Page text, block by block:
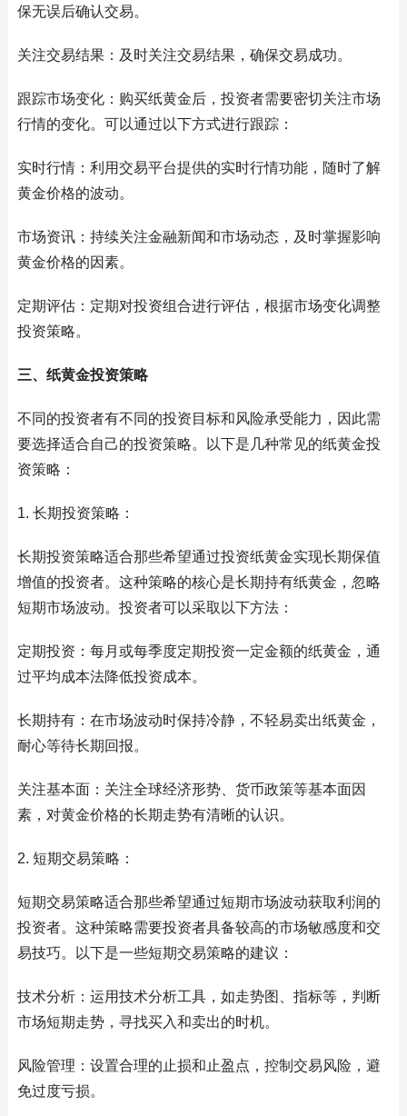
保无误后确认交易。
关注交易结果：及时关注交易结果，确保交易成功。
跟踪市场变化：购买纸黄金后，投资者需要密切关注市场
行情的变化。可以通过以下方式进行跟踪：
实时行情：利用交易平台提供的实时行情功能，随时了解
黄金价格的波动。
市场资讯：持续关注金融新闻和市场动态，及时掌握影响
黄金价格的因素。
定期评估：定期对投资组合进行评估，根据市场变化调整
投资策略。
三、纸黄金投资策略
不同的投资者有不同的投资目标和风险承受能力，因此需
要选择适合自己的投资策略。以下是几种常见的纸黄金投
资策略：
1. 长期投资策略：
长期投资策略适合那些希望通过投资纸黄金实现长期保值
增值的投资者。这种策略的核心是长期持有纸黄金，忽略
短期市场波动。投资者可以采取以下方法：
定期投资：每月或每季度定期投资一定金额的纸黄金，通
过平均成本法降低投资成本。
长期持有：在市场波动时保持冷静，不轻易卖出纸黄金，
耐心等待长期回报。
关注基本面：关注全球经济形势、货币政策等基本面因
素，对黄金价格的长期走势有清晰的认识。
2. 短期交易策略：
短期交易策略适合那些希望通过短期市场波动获取利润的
投资者。这种策略需要投资者具备较高的市场敏感度和交
易技巧。以下是一些短期交易策略的建议：
技术分析：运用技术分析工具，如走势图、指标等，判断
市场短期走势，寻找买入和卖出的时机。
风险管理：设置合理的止损和止盈点，控制交易风险，避
免过度亏损。